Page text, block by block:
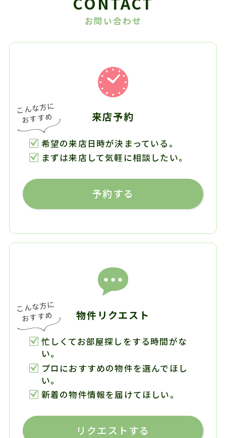
お問い合わせ
来店予約
希望の来店日時が決まっている。
まずは来店して気軽に相談したい。
予約する
物件リクエスト
忙しくてお部屋探しをする時間がな
い。
プロにおすすめの物件を選んでほし
い。
新着の物件情報を届けてほしい。
リクエストする